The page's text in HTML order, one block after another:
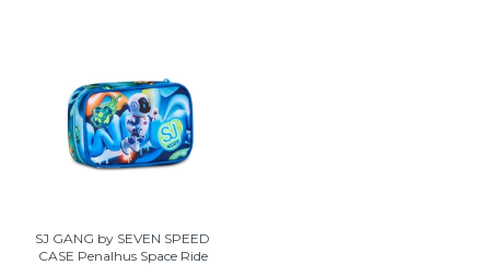
SJ GANG by SEVEN SPEED
CASE Penalhus Space Ride